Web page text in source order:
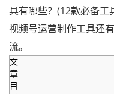
具有哪些？(12款必备工
视频号运营制作工具还
流。
文
章
目